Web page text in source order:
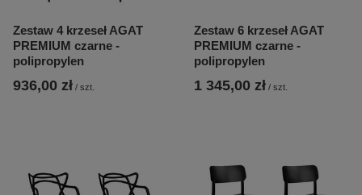
Zestaw 4 krzeseł AGAT
PREMIUM czarne -
polipropylen
936,00 zł / szt.
Zestaw 6 krzeseł AGAT
PREMIUM czarne -
polipropylen
1 345,00 zł / szt.